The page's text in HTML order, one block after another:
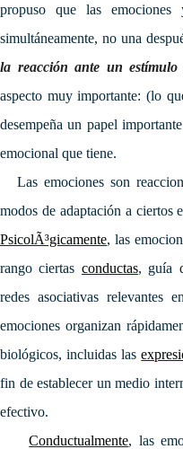
propuso que las emociones
simultáneamente, no una
la reacción ante un estímulo
aspecto muy importante: (lo
desempeña un papel
emocional que tiene.
Las emociones son
modos de adaptación a ciertos
PsicolÃ³gicamente, las
rango ciertas conductas, guía
redes asociativas relevantes
emociones organizan
biológicos, incluidas las
fin de establecer un medio
efectivo.
Conductualmente, las